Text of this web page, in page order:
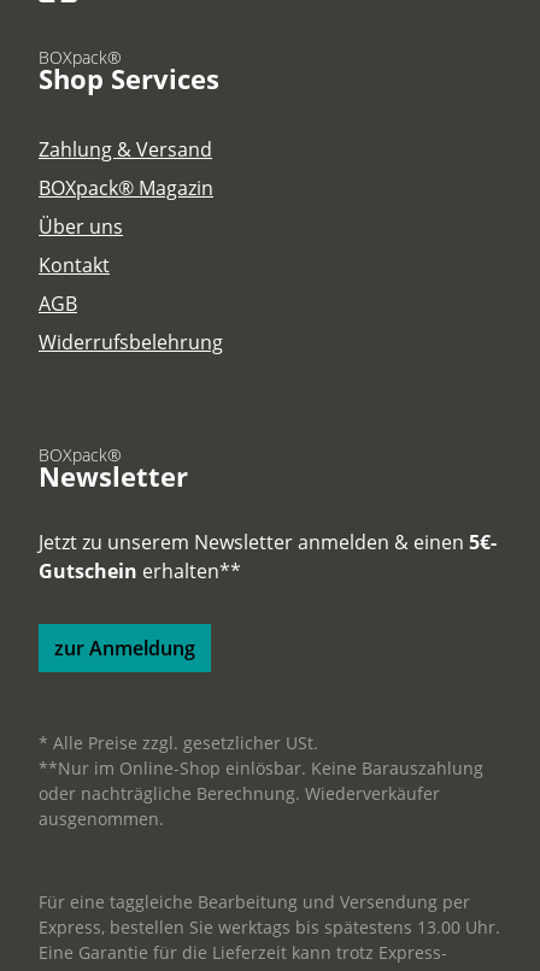
BOXpack®
Shop Services
Zahlung & Versand
BOXpack® Magazin
Über uns
Kontakt
AGB
Widerrufsbelehrung
BOXpack®
Newsletter
Jetzt zu unserem Newsletter anmelden & einen 5€-
Gutschein erhalten**
zur Anmeldung
* Alle Preise zzgl. gesetzlicher USt.
**Nur im Online-Shop einlösbar. Keine Barauszahlung
oder nachträgliche Berechnung. Wiederverkäufer
ausgenommen.
Für eine taggleiche Bearbeitung und Versendung per
Express, bestellen Sie werktags bis spätestens 13.00 Uhr.
Eine Garantie für die Lieferzeit kann trotz Express-